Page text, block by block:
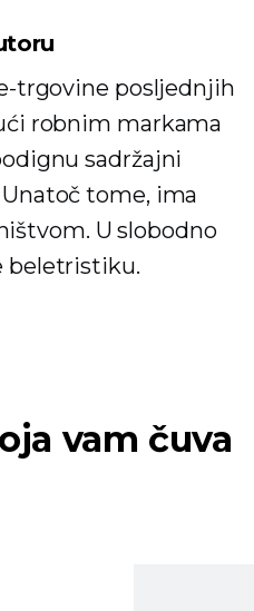
trgovine posljednjih
robnim markama
sadržajni
tome, ima
U slobodno
beletristiku.
vam čuva